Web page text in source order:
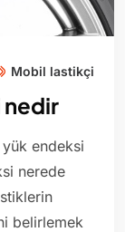
Mobil lastikçi
nedir
endeksi
nerede
belirlemek